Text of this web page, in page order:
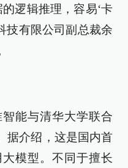
逻辑推理，容易‘卡
技有限公司副总裁余
能与清华大学联合
据介绍，这是国内首
模型。不同于擅长